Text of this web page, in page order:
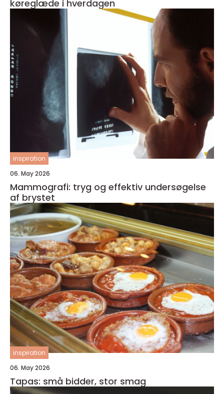
køreglæde i hverdagen
inspiration
06. May 2026
Mammografi: tryg og effektiv undersøgelse
af brystet
inspiration
06. May 2026
Tapas: små bidder, stor smag